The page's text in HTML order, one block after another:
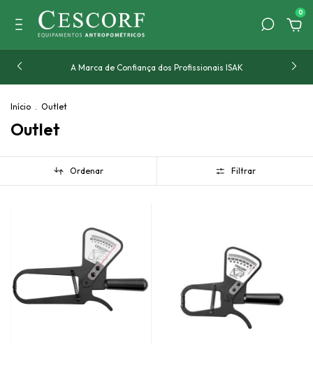
0
A Marca de Confiança dos Profissionais ISAK
Início . Outlet
Outlet
Ordenar Filtrar